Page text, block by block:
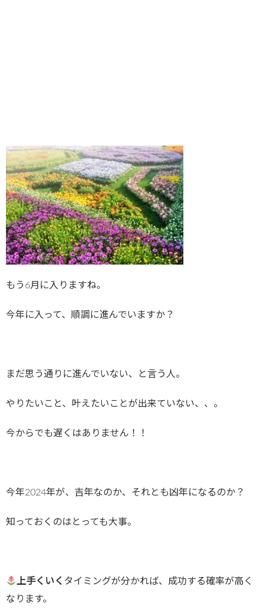
もう6月に入りますね。
今年に入って、順調に進んでいますか？
まだ思う通りに進んでいない、と言う人。
やりたいこと、叶えたいことが出来ていない、、。
今からでも遅くはありません！！
今年2024年が、吉年なのか、それとも凶年になるのか？
知っておくのはとっても大事。
上手くいく タイミングが分かれば、成功する確率が高く
なります。